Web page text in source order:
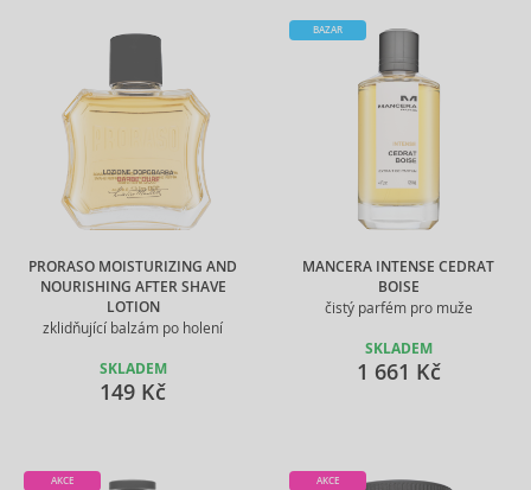
PRORASO MOISTURIZING AND
NOURISHING AFTER SHAVE
LOTION
zklidňující balzám po holení
SKLADEM
149 Kč
MANCERA INTENSE CEDRAT
BOISE
čistý parfém pro muže
BAZAR
SKLADEM
1 661 Kč
AKCE AKCE